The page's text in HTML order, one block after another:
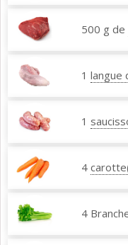
500 g de
1 langue
1
4
4